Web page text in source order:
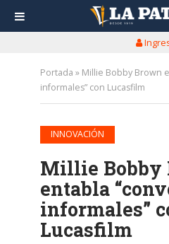
Portada » Millie Bobby Brown
informales” con Lucasfilm
INNOVACIÓN
Millie Bobby
entabla
informales”
Lucasfilm